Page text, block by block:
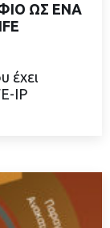
ΩΣ ΕΝΑ
έχει
IP